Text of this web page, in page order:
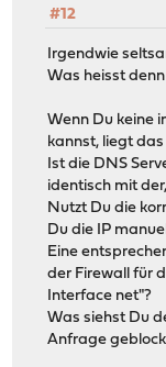
#12
Irgendwie
Was heisst
Wenn Du keine
kannst, liegt
Ist die DNS
identisch mit
Nutzt Du die
Du die IP
Eine
der Firewall für
Interface net"?
Was siehst Du
Anfrage